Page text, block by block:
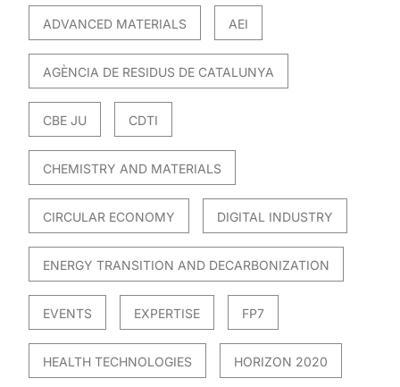
ADVANCED MATERIALS AEI
AGÈNCIA DE RESIDUS DE CATALUNYA
CBE JU CDTI
CHEMISTRY AND MATERIALS
CIRCULAR ECONOMY DIGITAL INDUSTRY
ENERGY TRANSITION AND DECARBONIZATION
EVENTS EXPERTISE FP7
HEALTH TECHNOLOGIES HORIZON 2020